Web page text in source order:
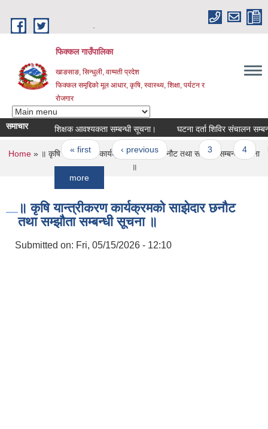
फिक्कल गाउँपालिका
खाङसाङ, सिन्धुली, वाग्मती प्रदेश
फिक्कल समृद्दिको मूल आधार, कृषि, स्वास्थ्य, शिक्षा, पर्यटन र
रोजगार
समाचार शिक्षक आवश्यकता सम्बन्धी सूचना। घटना दर्ता शिविर संचालन सम्बन्धी सूचना
Pages
« first ‹ previous … 3 4 5
You are here
Home » ॥ कृषि यान्त्रीकरण कार्यक्रमको साझेदार छनौट तथा सम्झौता सम्बन्धी सूचना
॥
॥ कृषि यान्त्रीकरण कार्यक्रमको साझेदार छनौट
तथा सम्झौता सम्बन्धी सूचना ॥
Submitted on: Fri, 05/15/2026 - 12:10